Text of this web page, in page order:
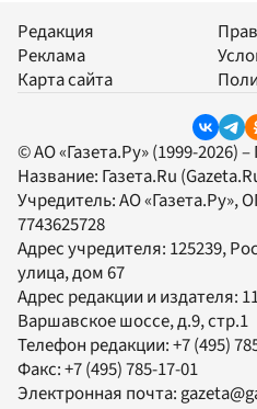
Редакция
Реклама
Карта сайта
© АО «Газета.Ру» (1999-2026)
Название: Газета.Ru
Учредитель:АО «Газета.Ру»,
7743625728
Адрес учредителя: 125239,
улица, дом 67
Адрес редакции и издателя:
Варшавское шоссе, д.9, стр.1
Телефон редакции:+7 (495)
Факс:+7 (495) 785-17-01
Электронная почта: